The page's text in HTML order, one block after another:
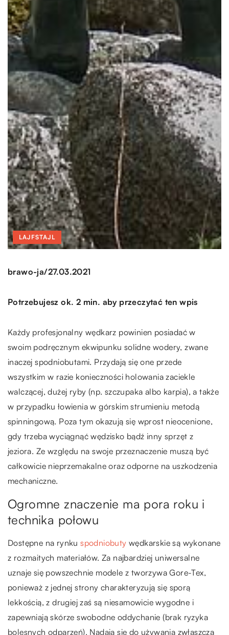
LAJFSTAJL
brawo-ja/27.03.2021
Potrzebujesz ok. 2 min. aby przeczytać ten wpis
Każdy profesjonalny wędkarz powinien posiadać w
swoim podręcznym ekwipunku solidne wodery, zwane
inaczej spodniobutami. Przydają się one przede
wszystkim w razie konieczności holowania zaciekle
walczącej, dużej ryby (np. szczupaka albo karpia), a także
w przypadku łowienia w górskim strumieniu metodą
spinningową. Poza tym okazują się wprost nieocenione,
gdy trzeba wyciągnąć wędzisko bądź inny sprzęt z
jeziora. Ze względu na swoje przeznaczenie muszą być
całkowicie nieprzemakalne oraz odporne na uszkodzenia
mechaniczne.
Ogromne znaczenie ma pora roku i
technika połowu
Dostępne na rynkuspodniobuty wędkarskie są wykonane
z rozmaitych materiałów. Za najbardziej uniwersalne
uznaje się powszechnie modele z tworzywa Gore-Tex,
ponieważ z jednej strony charakteryzują się sporą
lekkością, z drugiej zaś są niesamowicie wygodne i
zapewniają skórze swobodne oddychanie (brak ryzyka
bolesnych odparzeń). Nadają się do używania zwłaszcza